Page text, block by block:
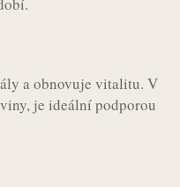
a obnovuje vitalitu. V
je ideální podporou